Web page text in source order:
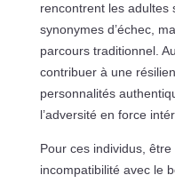
rencontrent les adultes
synonymes d’échec,
parcours traditionnel.
contribuer à une
personnalités
l’adversité en force
Pour ces individus,
incompatibilité avec le